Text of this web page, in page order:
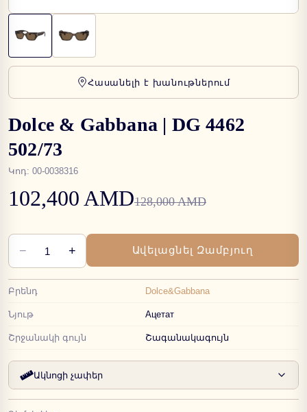
Հասանելի է խանութներում
Dolce & Gabbana | DG 4462
502/73
Կոդ: 00-0038316
102,400 AMD128,000 AMD
− 1 + Ավելացնել Զամբյուղ
Բրենդ Dolce&Gabbana
Նյութ Ацетат
Շրջանակի գույն Շագանակագույն
Ակնոցի չափեր